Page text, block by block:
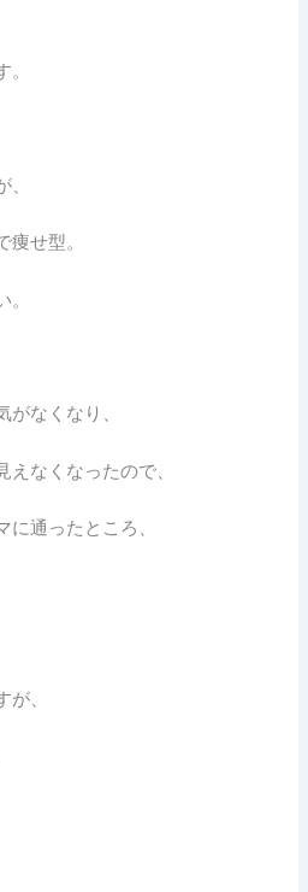
せ型。
なくなり、
なくなったので、
通ったところ、
、